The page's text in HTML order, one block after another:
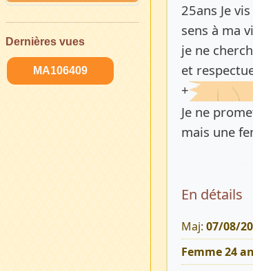
Dernières vues
MA106409
25ans Je
sens à ma
je ne
et
+
Je ne
mais une
En détails
Maj: 07/08/
Femme 24